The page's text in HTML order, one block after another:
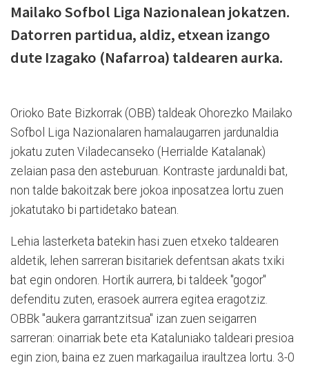
Mailako Sofbol Liga Nazionalean jokatzen.
Datorren partidua, aldiz, etxean izango
dute Izagako (Nafarroa) taldearen aurka.
Orioko Bate Bizkorrak (OBB) taldeak Ohorezko Mailako
Sofbol Liga Nazionalaren hamalaugarren jardunaldia
jokatu zuten Viladecanseko (Herrialde Katalanak)
zelaian pasa den asteburuan. Kontraste jardunaldi bat,
non talde bakoitzak bere jokoa inposatzea lortu zuen
jokatutako bi partidetako batean.
Lehia lasterketa batekin hasi zuen etxeko taldearen
aldetik, lehen sarreran bisitariek defentsan akats txiki
bat egin ondoren. Hortik aurrera, bi taldeek "gogor"
defenditu zuten, erasoek aurrera egitea eragotziz.
OBBk "aukera garrantzitsua" izan zuen seigarren
sarreran: oinarriak bete eta Kataluniako taldeari presioa
egin zion, baina ez zuen markagailua iraultzea lortu. 3-0